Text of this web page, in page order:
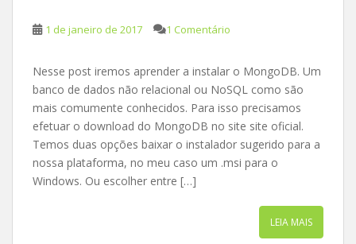
1 de janeiro de 2017 1 Comentário
Nesse post iremos aprender a instalar o MongoDB. Um
banco de dados não relacional ou NoSQL como são
mais comumente conhecidos. Para isso precisamos
efetuar o download do MongoDB no site site oficial.
Temos duas opções baixar o instalador sugerido para a
nossa plataforma, no meu caso um .msi para o
Windows. Ou escolher entre […]
LEIA MAIS